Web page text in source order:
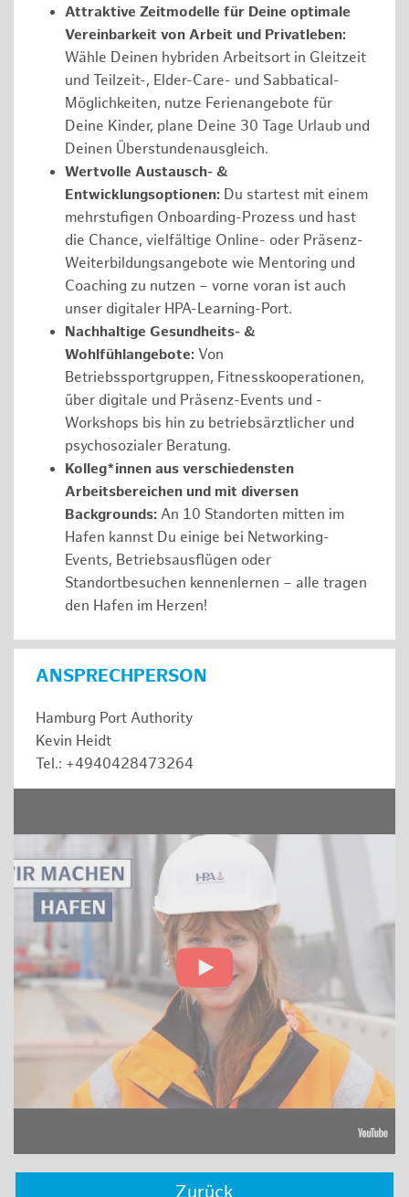
Attraktive Zeitmodelle für Deine optimale
Vereinbarkeit von Arbeit und Privatleben:
Wähle Deinen hybriden Arbeitsort in Gleitzeit
und Teilzeit-, Elder-Care- und Sabbatical-
Möglichkeiten, nutze Ferienangebote für
Deine Kinder, plane Deine 30 Tage Urlaub und
Deinen Überstundenausgleich.
Wertvolle Austausch- &
Entwicklungsoptionen: Du startest mit einem
mehrstufigen Onboarding-Prozess und hast
die Chance, vielfältige Online- oder Präsenz-
Weiterbildungsangebote wie Mentoring und
Coaching zu nutzen – vorne voran ist auch
unser digitaler HPA-Learning-Port.
Nachhaltige Gesundheits- &
Wohlfühlangebote: Von
Betriebssportgruppen, Fitnesskooperationen,
über digitale und Präsenz-Events und -
Workshops bis hin zu betriebsärztlicher und
psychosozialer Beratung.
Kolleg*innen aus verschiedensten
Arbeitsbereichen und mit diversen
Backgrounds: An 10 Standorten mitten im
Hafen kannst Du einige bei Networking-
Events, Betriebsausflügen oder
Standortbesuchen kennenlernen – alle tragen
den Hafen im Herzen!
ANSPRECHPERSON
Hamburg Port Authority
Kevin Heidt
Tel.: +4940428473264
Zurück